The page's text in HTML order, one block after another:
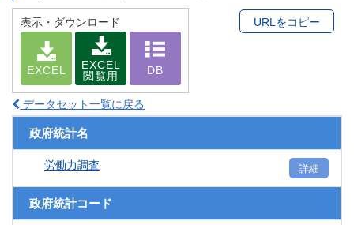
表示・ダウンロード
EXCEL
EXCEL
閲覧用
DB
URLをコピー
データセット一覧に戻る
政府統計名
労働力調査 詳細
政府統計コード